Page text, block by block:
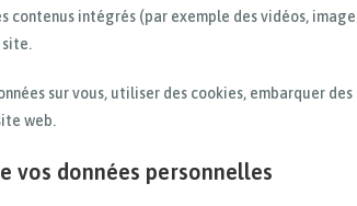
contenus intégrés (par exemple des vidéos,
sur vous, utiliser des cookies, embarquer
web.
vos données personnelles